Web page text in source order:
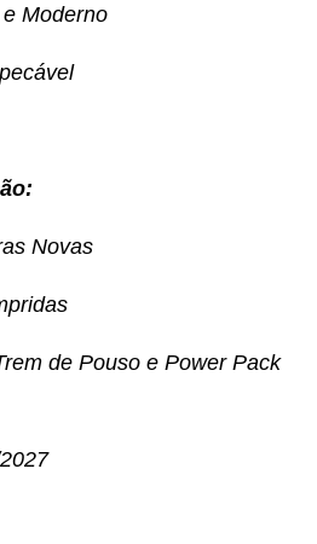
Moderno
Novas
de Pouso e Power Pack